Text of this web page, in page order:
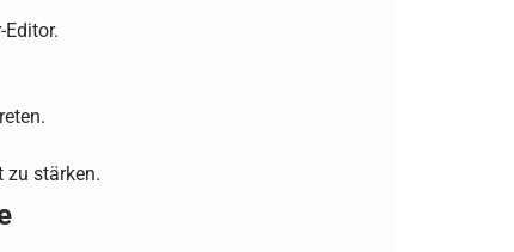
zu stärken.